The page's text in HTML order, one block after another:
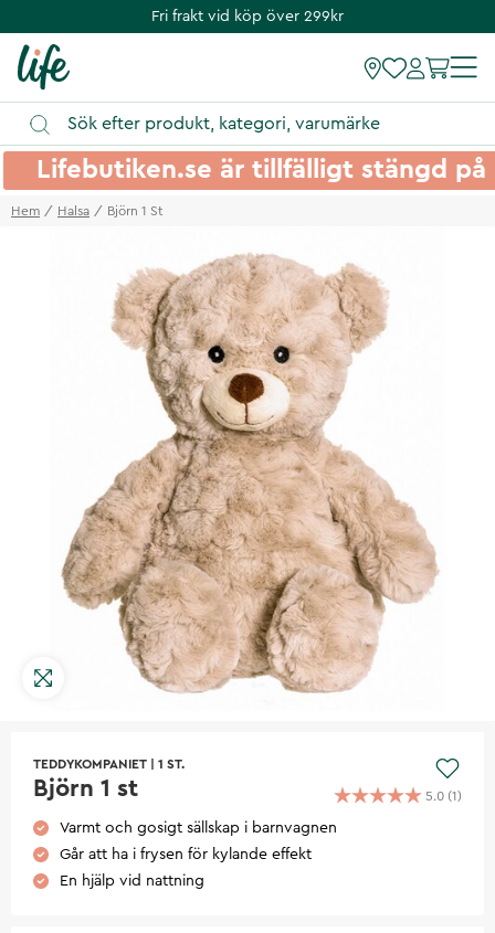
Fri frakt vid köp över 299kr
Lifebutiken.se är tillfälligt stängd
Hem Halsa Björn 1 St
TEDDYKOMPANIET 1 ST.
Björn 1 st 5.0 (1)
Varmt och gosigt sällskap i barnvagnen
Går att ha i frysen för kylande effekt
En hjälp vid nattning